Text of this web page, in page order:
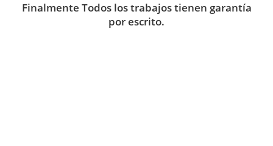
Finalmente Todos los trabajos tienen garantía
por escrito.